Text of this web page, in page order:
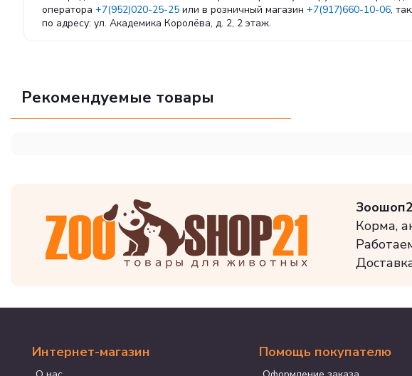
оператора +7(952)020-25-25 или в розничный магазин +7(917)660-10-06,
по адресу: ул. Академика Королёва, д. 2, 2 этаж.
Рекомендуемые товары
Корма,
Интернет-магазин Помощь покупателю